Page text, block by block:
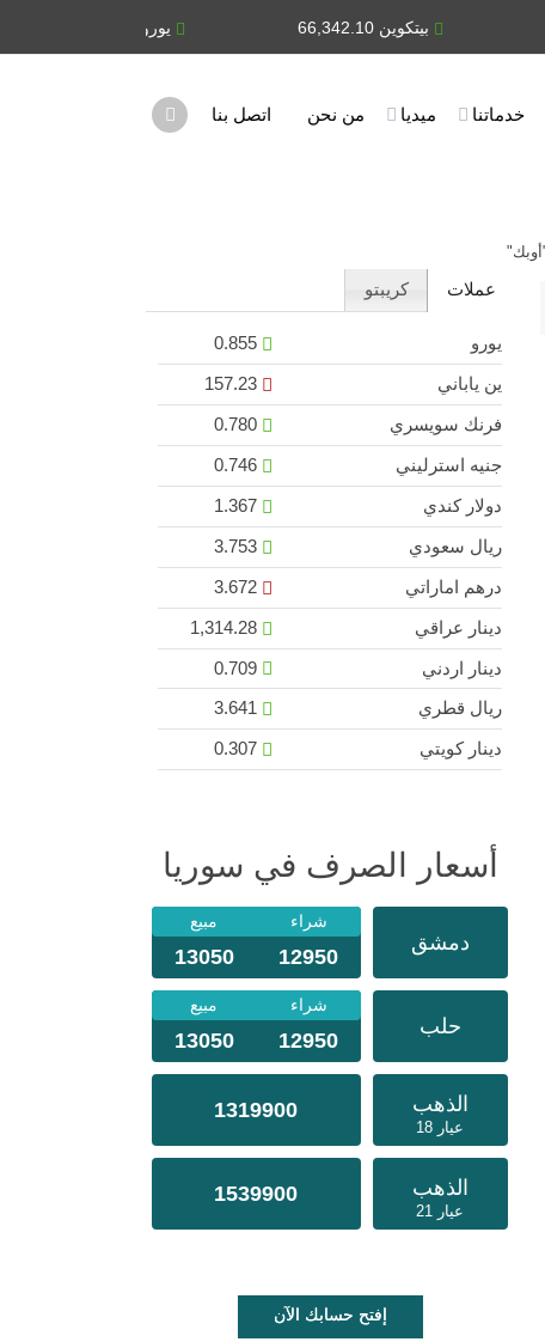
بيتكوين 66,342.10
خدماتنا ميديا من نحن اتصل بنا
عملات كريبتو
يورو
ين ياباني
فرنك سويسري
جنيه استرليني
دولار كندي
ريال سعودي
درهم اماراتي
دينار عراقي
دينار اردني
ريال قطري
دينار كويتي
أسعار الصرف في سوريا
دمشق
شراء مبيع
12950
13050
حلب
شراء مبيع
12950
13050
الذهب
عيار 18
1319900
الذهب
عيار 21
1539900
إفتح حسابك الآن